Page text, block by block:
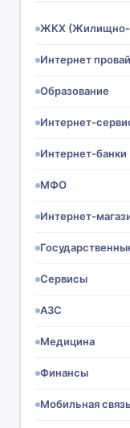
ЖКХ (Жилищно-
Интернет
Образование
Интернет-
Интернет-банки
МФО
Интернет-
Сервисы
АЗС
Медицина
Финансы
Мобильная связь